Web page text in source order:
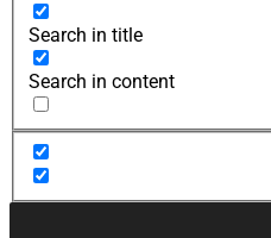
Search in title
Search in content